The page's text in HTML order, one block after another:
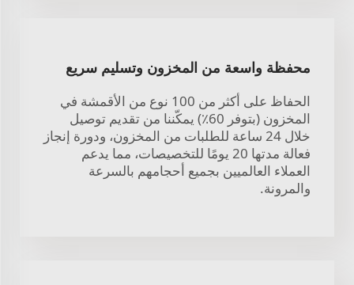
محفظة واسعة من المخزون وتسليم سريع
الحفاظ على أكثر من 100 نوع من الأقمشة في
المخزون (بتوفر 60٪) يمكّننا من تقديم توصيل
خلال 24 ساعة للطلبات من المخزون، ودورة إنجاز
فعالة مدتها 20 يومًا للتخصيصات، مما يدعم
العملاء العالميين بجميع أحجامهم بالسرعة
والمرونة.